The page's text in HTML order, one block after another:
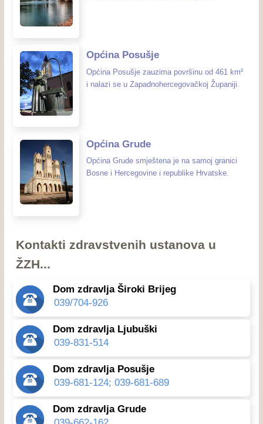
Općina Posušje
Općina Posušje zauzima površinu od 461 km²
i nalazi se u Zapadnohercegovačkoj Županiji.
Općina Grude
Općina Grude smještena je na samoj granici
Bosne i Hercegovine i republike Hrvatske.
Kontakti zdravstvenih ustanova u
ŽZH...
Dom zdravlja Široki Brijeg
039/704-926
Dom zdravlja Ljubuški
039-831-514
Dom zdravlja Posušje
039-681-124; 039-681-689
Dom zdravlja Grude